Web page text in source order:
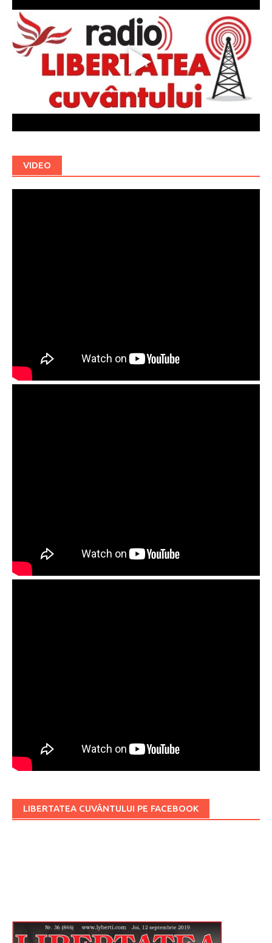
VIDEO
LIBERTATEA CUVÂNTULUI PE FACEBOOK